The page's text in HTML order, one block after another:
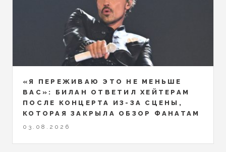
«Я ПЕРЕЖИВАЮ ЭТО НЕ МЕНЬШЕ
ВАС»: БИЛАН ОТВЕТИЛ ХЕЙТЕРАМ
ПОСЛЕ КОНЦЕРТА ИЗ-ЗА СЦЕНЫ,
КОТОРАЯ ЗАКРЫЛА ОБЗОР ФАНАТАМ
03.08.2026